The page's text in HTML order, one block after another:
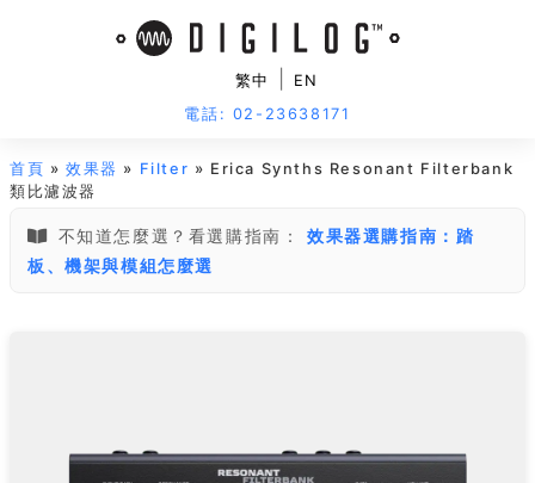
繁中
EN
電話: 02-23638171
首頁 »效果器 » Filter » Erica Synths Resonant Filterbank
類比濾波器
不知道怎麼選？看選購指南：
效果器選購指南：踏
板、機架與模組怎麼選